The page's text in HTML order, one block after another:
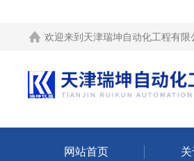
欢迎来到 天津瑞坤自动化工程有限
网站首页